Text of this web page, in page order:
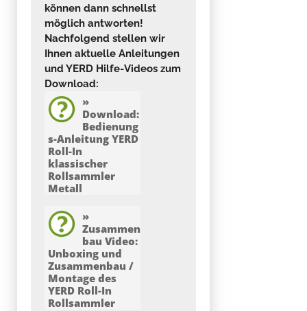
können dann schnellst
möglich antworten!
Nachfolgend stellen wir
Ihnen aktuelle Anleitungen
und YERD Hilfe-Videos zum
Download:
»
Download:
Bedienung
s-Anleitung YERD
Roll-In
klassischer
Rollsammler
Metall
Bitte hier herunter laden
(PDF) >>
v2022
»
Zusammen
bau Video:
Unboxing und
Zusammenbau /
Montage des
YERD Roll-In
Rollsammler